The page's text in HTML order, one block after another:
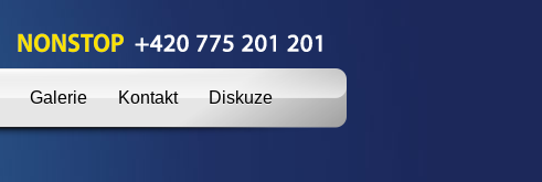
Galerie Kontakt Diskuze